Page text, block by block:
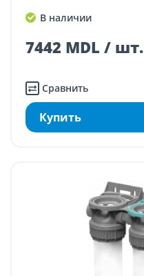
В наличии
7442 MDL / шт.
Сравнить
Купить